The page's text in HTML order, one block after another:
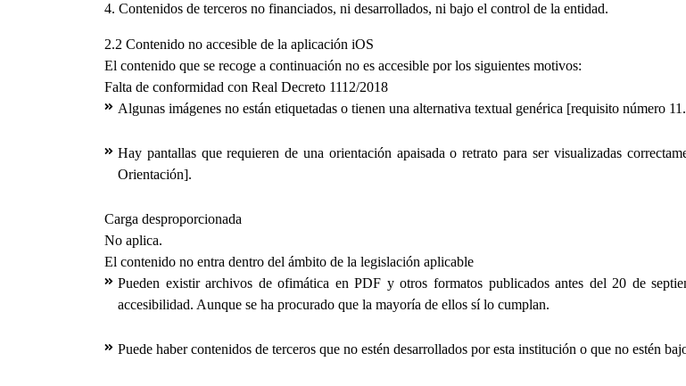
4. Contenidos de terceros no financiados, ni desarrollados, ni bajo el control de la entidad.
2.2 Contenido no accesible de la aplicación iOS
El contenido que se recoge a continuación no es accesible por los siguientes motivos:
Falta de conformidad con Real Decreto 1112/2018
Algunas imágenes no están etiquetadas o tienen una alternativa textual genérica [requisito número
Hay pantallas que requieren de una orientación apaisada o retrato para ser visualizadas
Orientación].
Carga desproporcionada
No aplica.
El contenido no entra dentro del ámbito de la legislación aplicable
Pueden existir archivos de ofimática en PDF y otros formatos publicados antes del 20 de
accesibilidad. Aunque se ha procurado que la mayoría de ellos sí lo cumplan.
Puede haber contenidos de terceros que no estén desarrollados por esta institución o que no estén